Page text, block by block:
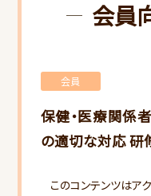
会員
保健・医療関係
の適切な対応 研
会員
このコンテンツはア